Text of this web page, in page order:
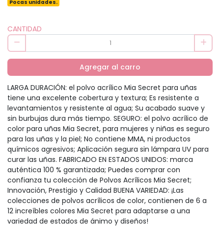
Pocas unidades.
CANTIDAD
Agregar al carro
LARGA DURACIÓN: el polvo acrílico Mia Secret para uñas
tiene una excelente cobertura y textura; Es resistente a
levantamientos y resistente al agua; Su acabado suave y
sin burbujas dura más tiempo. SEGURO: el polvo acrílico de
color para uñas Mia Secret, para mujeres y niñas es seguro
para las uñas y la piel; No contiene MMA, ni productos
químicos agresivos; Aplicación segura sin lámpara UV para
curar las uñas. FABRICADO EN ESTADOS UNIDOS: marca
auténtica 100 % garantizada; Puedes comprar con
confianza tu colección de Polvos Acrílicos Mia Secret;
Innovación, Prestigio y Calidad BUENA VARIEDAD: ¡Las
colecciones de polvos acrílicos de color, contienen de 6 a
12 increíbles colores Mia Secret para adaptarse a una
variedad de estados de ánimo y diseños!